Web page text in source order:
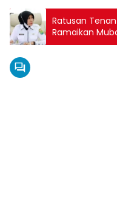
Ratusan
Ramaikan